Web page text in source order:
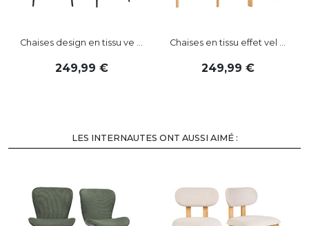
Chaises design en tissu ve ...
249,99
Chaises en tissu effet vel ...
249,99
LES INTERNAUTES ONT AUSSI AIMÉ :